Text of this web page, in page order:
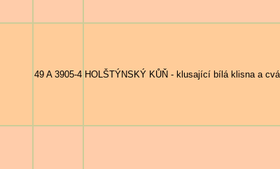
49 A 3905-4 HOLŠTÝNSKÝ KŮŇ - klusající bílá klisna a